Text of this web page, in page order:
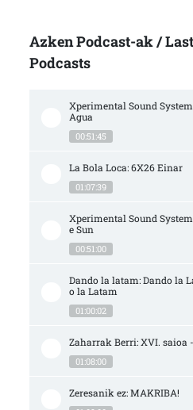
Azken Podcast-ak /
Podcasts
Xperimental Sound
Agua
00:51:45
La Bola Loca: 6X26 Einar
01:07:39
Xperimental Sound
e Sun
00:51:00
Dando la latam: Dando la
o la Latam
01:00:02
Zaharrak Berri: XVI. saioa
01:08:00
Zeresanik ez: MAKRIBA!